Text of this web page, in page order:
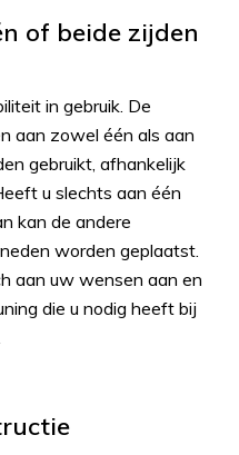
of beide zijden
in gebruik. De
aan zowel één als aan
gebruikt, afhankelijk
u slechts aan één
kan de andere
worden geplaatst.
aan uw wensen aan en
die u nodig heeft bij